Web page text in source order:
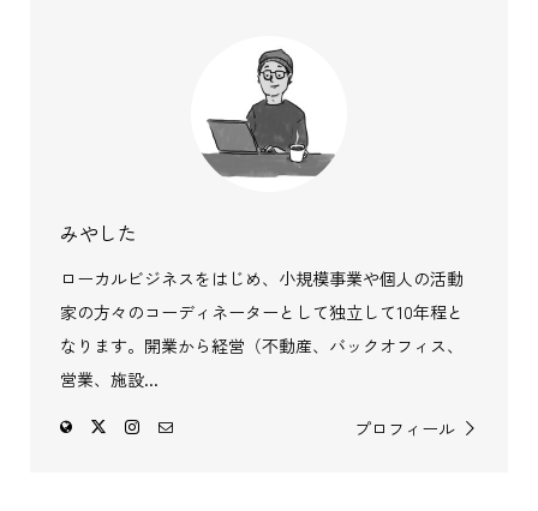
みやした
ローカルビジネスをはじめ、小規模事業や個人の活動
家の方々のコーディネーターとして独立して10年程と
なります。開業から経営（不動産、バックオフィス、
営業、施設...
プロフィール